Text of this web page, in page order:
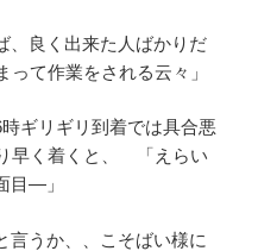
、良く出来た人ばかりだ
て作業をされる云々」
ギリギリ到着では具合悪
く着くと、 「えらい
目―」
言うか、、こそばい様に